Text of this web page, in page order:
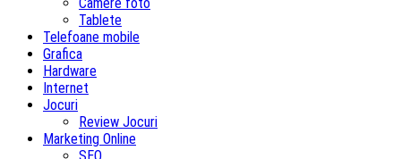
Tablete
Telefoane mobile
Grafica
Hardware
Internet
Jocuri
Review Jocuri
Marketing Online